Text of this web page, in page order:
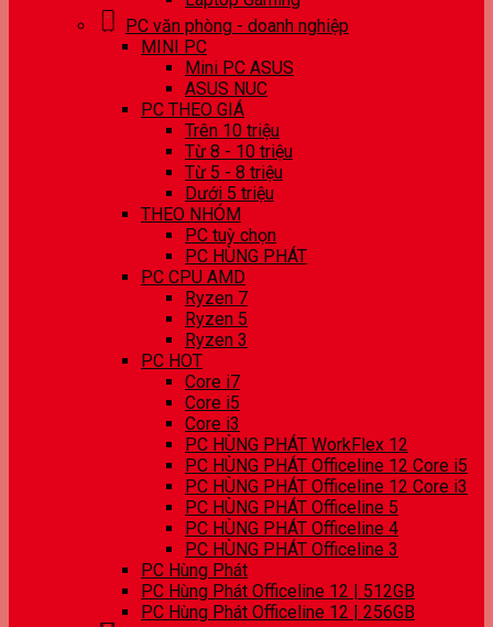
PC văn phòng - doanh nghiệp
MINI PC
Mini PC ASUS
ASUS NUC
PC THEO GIÁ
Trên 10 triệu
Từ 8 - 10 triệu
Từ 5 - 8 triệu
Dưới 5 triệu
THEO NHÓM
PC tuỳ chọn
PC HÙNG PHÁT
PC CPU AMD
Ryzen 7
Ryzen 5
Ryzen 3
PC HOT
Core i7
Core i5
Core i3
PC HÙNG PHÁT WorkFlex 12
PC HÙNG PHÁT Officeline 12 Core i5
PC HÙNG PHÁT Officeline 12 Core i3
PC HÙNG PHÁT Officeline 5
PC HÙNG PHÁT Officeline 4
PC HÙNG PHÁT Officeline 3
PC Hùng Phát
PC Hùng Phát Officeline 12 | 512GB
PC Hùng Phát Officeline 12 | 256GB